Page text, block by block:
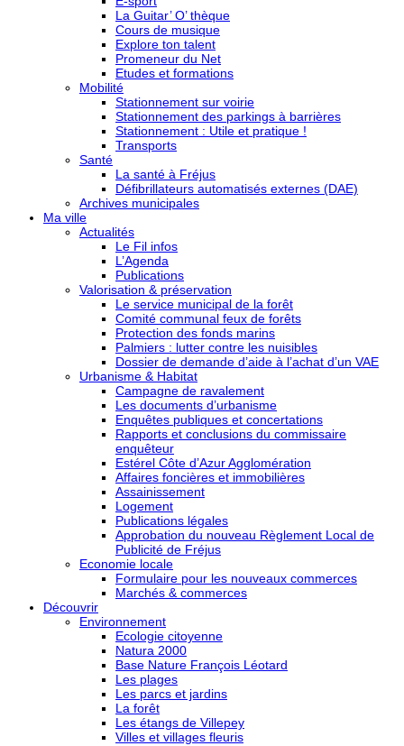
La Guitar’ O’ thèque
Cours de musique
Explore ton talent
Promeneur du Net
Etudes et formations
Mobilité
Stationnement sur voirie
Stationnement des parkings à barrières
Stationnement : Utile et pratique !
Transports
Santé
La santé à Fréjus
Défibrillateurs automatisés externes (DAE)
Archives municipales
Ma ville
Actualités
Le Fil infos
L’Agenda
Publications
Valorisation & préservation
Le service municipal de la forêt
Comité communal feux de forêts
Protection des fonds marins
Palmiers : lutter contre les nuisibles
Dossier de demande d’aide à l’achat d’un VAE
Urbanisme & Habitat
Campagne de ravalement
Les documents d’urbanisme
Enquêtes publiques et concertations
Rapports et conclusions du commissaire
enquêteur
Estérel Côte d’Azur Agglomération
Affaires foncières et immobilières
Assainissement
Logement
Publications légales
Approbation du nouveau Règlement Local de
Publicité de Fréjus
Economie locale
Formulaire pour les nouveaux commerces
Marchés & commerces
Découvrir
Environnement
Ecologie citoyenne
Natura 2000
Base Nature François Léotard
Les plages
Les parcs et jardins
La forêt
Les étangs de Villepey
Villes et villages fleuris